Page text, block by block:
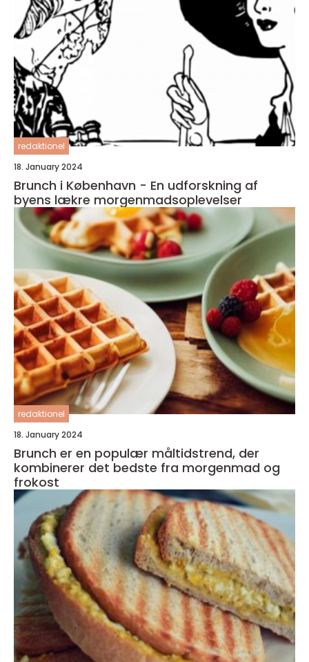
redaktionel
18. January 2024
Brunch i København - En udforskning af
byens lækre morgenmadsoplevelser
redaktionel
18. January 2024
Brunch er en populær måltidstrend, der
kombinerer det bedste fra morgenmad og
frokost